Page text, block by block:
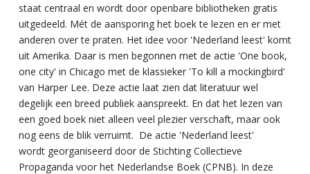
staat centraal en wordt door openbare bibliotheken gratis
uitgedeeld. Mét de aansporing het boek te lezen en er met
anderen over te praten. Het idee voor 'Nederland leest' komt
uit Amerika. Daar is men begonnen met de actie 'One book,
one city' in Chicago met de klassieker 'To kill a mockingbird'
van Harper Lee. Deze actie laat zien dat literatuur wel
degelijk een breed publiek aanspreekt. En dat het lezen van
een goed boek niet alleen veel plezier verschaft, maar ook
nog eens de blik verruimt. De actie 'Nederland leest'
wordt georganiseerd door de Stichting Collectieve
Propaganda voor het Nederlandse Boek (CPNB). In deze